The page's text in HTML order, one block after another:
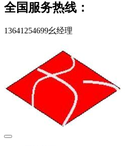
全国服务热线：
13641254699幺经理